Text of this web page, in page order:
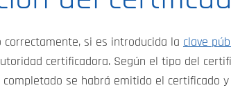
correctamente, si es introducida la clave
certificadora. Según el tipo del
se habrá emitido el certificado